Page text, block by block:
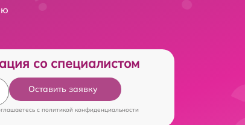
со специалистом
Оставить заявку
c политикой конфиденциальности